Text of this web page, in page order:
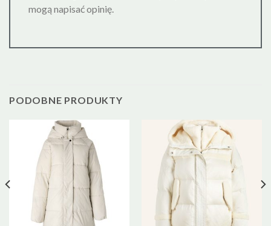
mogą napisać opinię.
PODOBNE PRODUKTY